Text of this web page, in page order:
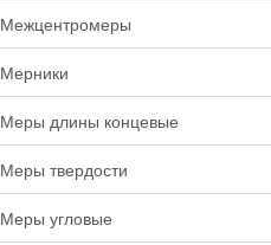
Межцентромеры
Мерники
Меры длины концевые
Меры твердости
Меры угловые